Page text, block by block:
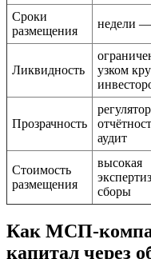
Сроки
размещения
недели
Ликвидность
узком
Прозрачность
аудит
Стоимость
размещения
высокая
сборы
Как МСП-
капитал через